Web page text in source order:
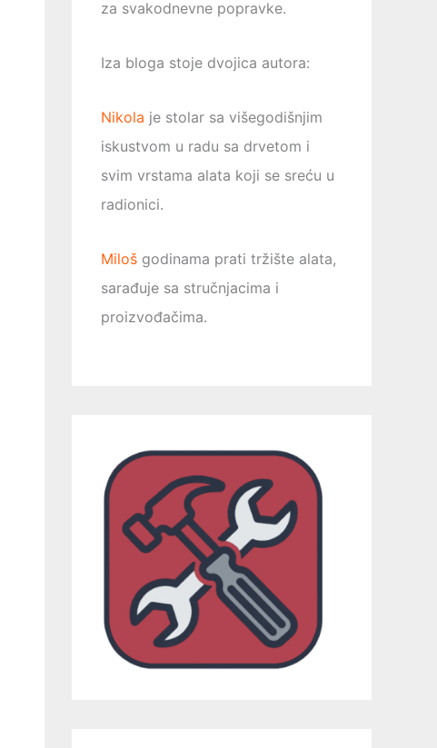
za svakodnevne popravke.
Iza bloga stoje dvojica autora:
Nikola je stolar sa višegodišnjim
iskustvom u radu sa drvetom i
svim vrstama alata koji se sreću u
radionici.
Miloš godinama prati tržište alata,
sarađuje sa stručnjacima i
proizvođačima.